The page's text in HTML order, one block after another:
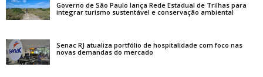
Governo de São Paulo lança Rede Estadual de Trilhas para
integrar turismo sustentável e conservação ambiental
Senac RJ atualiza portfólio de hospitalidade com foco nas
novas demandas do mercado